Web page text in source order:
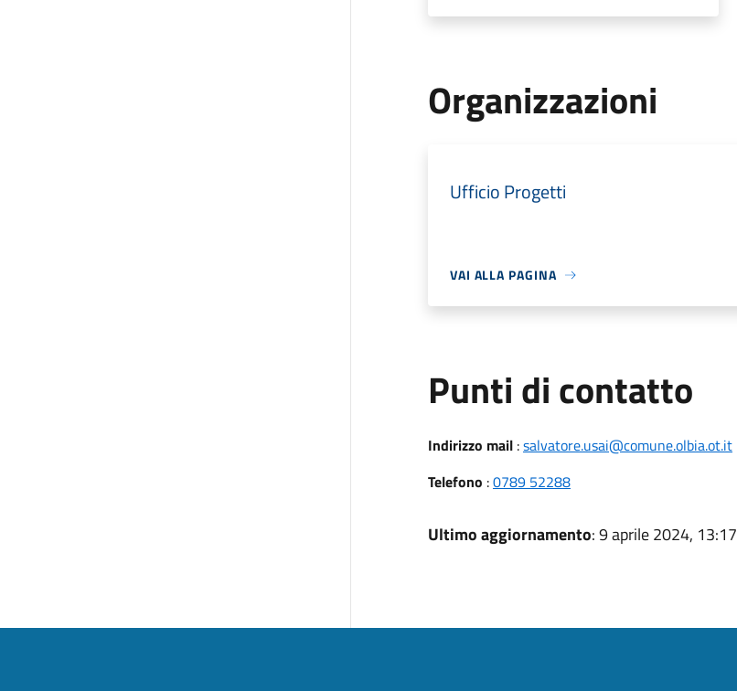
Organizzazioni
Ufficio Progetti
VAI ALLA PAGINA
Punti di contatto
Indirizzo mail:salvatore.usai@comune.olbia.ot.it
Telefono :0789 52288
Ultimo aggiornamento: 9 aprile 2024, 13:17